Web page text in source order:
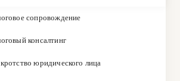
сопровождение
консалтинг
юридического лица